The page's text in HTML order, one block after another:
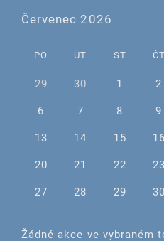
Červenec 2026
PO ÚT ST ČT
29 30 1 2
6
7 8 9
13
14 15 16
20
21 22 23
27
28 29 30
Žádné akce ve vybraném